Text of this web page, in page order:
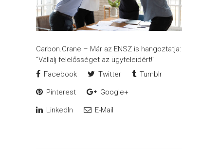
Carbon.Crane – Már az ENSZ is hangoztatja:
“Vállalj felelősséget az ügyfeleidért!”
Facebook
Twitter Tumblr
Pinterest Google+
LinkedIn E-Mail